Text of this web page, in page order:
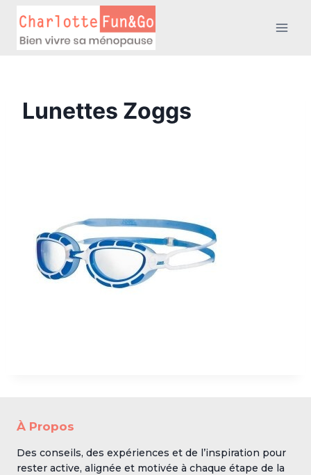
contenu
Lunettes Zoggs
À Propos
Des conseils, des expériences et de l’inspiration pour
rester active, alignée et motivée à chaque étape de la